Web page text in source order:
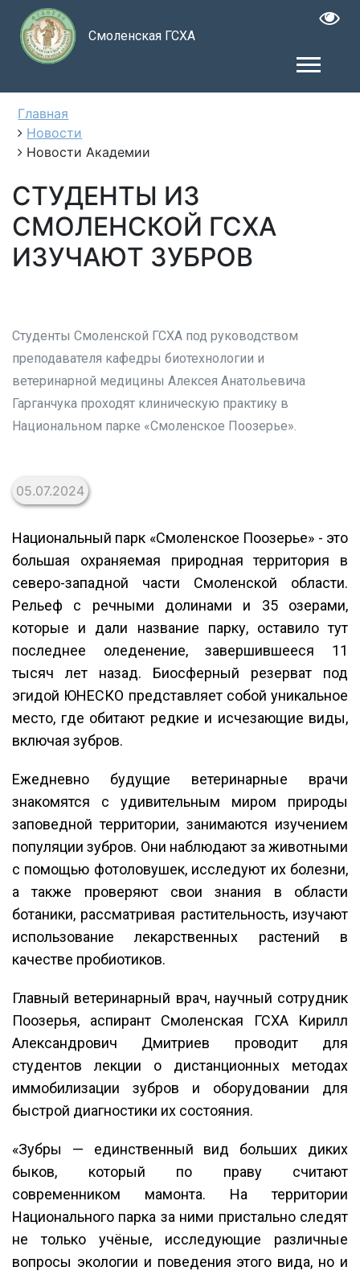
Смоленская ГСХА
Главная
Новости
Новости Академии
СТУДЕНТЫ ИЗ
СМОЛЕНСКОЙ ГСХА
ИЗУЧАЮТ ЗУБРОВ
Студенты Смоленской ГСХА под руководством
преподавателя кафедры биотехнологии и
ветеринарной медицины Алексея Анатольевича
Гарганчука проходят клиническую практику в
Национальном парке «Смоленское Поозерье».
05.07.2024
Национальный парк «Смоленское Поозерье» - это
большая охраняемая природная территория в
северо-западной части Смоленской области.
Рельеф с речными долинами и 35 озерами,
которые и дали название парку, оставило тут
последнее оледенение, завершившееся 11
тысяч лет назад. Биосферный резерват под
эгидой ЮНЕСКО представляет собой уникальное
место, где обитают редкие и исчезающие виды,
включая зубров.
Ежедневно будущие ветеринарные врачи
знакомятся с удивительным миром природы
заповедной территории, занимаются изучением
популяции зубров. Они наблюдают за животными
с помощью фотоловушек, исследуют их болезни,
а также проверяют свои знания в области
ботаники, рассматривая растительность, изучают
использование лекарственных растений в
качестве пробиотиков.
Главный ветеринарный врач, научный сотрудник
Поозерья, аспирант Смоленская ГСХА Кирилл
Александрович Дмитриев проводит для
студентов лекции о дистанционных методах
иммобилизации зубров и оборудовании для
быстрой диагностики их состояния.
«Зубры — единственный вид больших диких
быков, который по праву считают
современником мамонта. На территории
Национального парка за ними пристально следят
не только учёные, исследующие различные
вопросы экологии и поведения этого вида, но и